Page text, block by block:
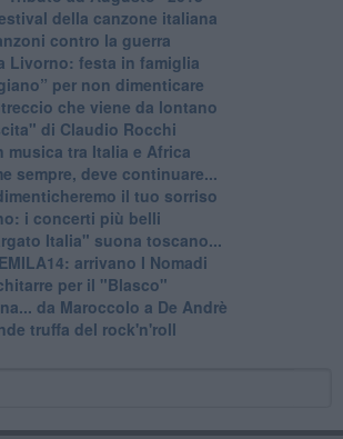
della canzone italiana
contro la guerra
Livorno: festa in famiglia
per non dimenticare
che viene da lontano
di Claudio Rocchi
musica tra Italia e Africa
sempre, deve continuare...
il tuo sorriso
i concerti più belli
Italia" suona toscano...
arrivano I Nomadi
per il "Blasco"
da Maroccolo a De Andrè
truffa del rock'n'roll